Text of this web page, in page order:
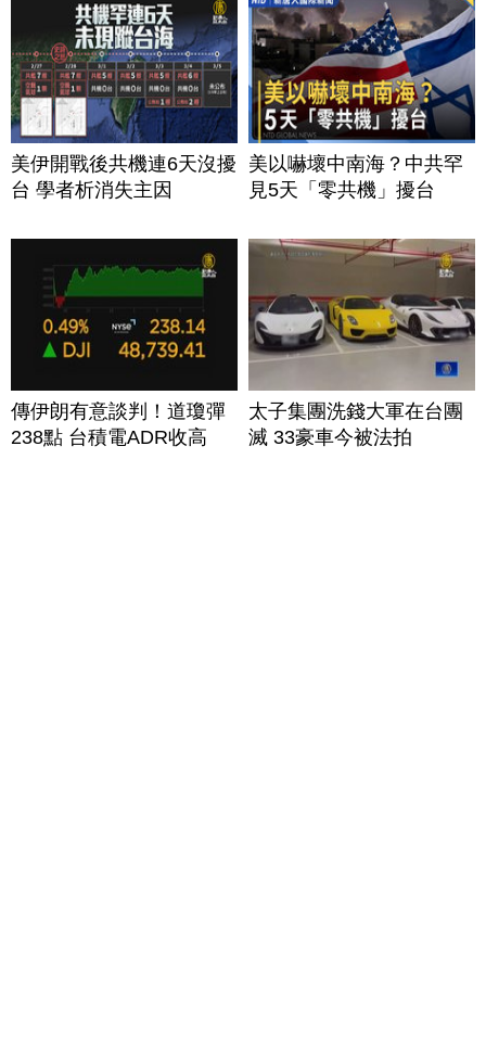
美伊開戰後共機連6天沒擾
台 學者析消失主因
美以嚇壞中南海？中共罕
見5天「零共機」擾台
傳伊朗有意談判！道瓊彈
238點 台積電ADR收高
太子集團洗錢大軍在台團
滅 33豪車今被法拍